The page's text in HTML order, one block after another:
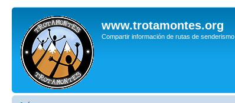
www.trotamontes.org
Compartir información de rutas de senderismo